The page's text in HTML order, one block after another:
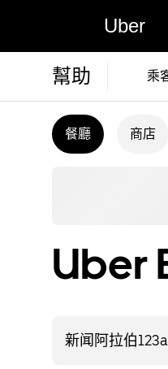
Uber
幫助 乘
餐廳 商店
Uber